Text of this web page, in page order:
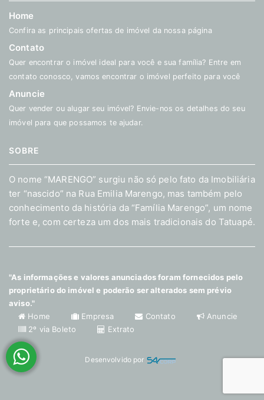
Home
Confira as principais ofertas de imóvel da nossa página
Contato
Quer encontrar o imóvel ideal para você e sua família? Entre em
contato conosco, vamos encontrar o imóvel perfeito para você
Anuncie
Quer vender ou alugar seu imóvel? Envie-nos os detalhes do seu
imóvel para que possamos te ajudar.
SOBRE
O nome “MARENGO” surgiu não só pelo fato da Imobiliária
ter “nascido” na Rua Emilia Marengo, mas também pelo
conhecimento da história da “Família Marengo”, um nome
forte e, com certeza um dos mais tradicionais do Tatuapé.
"As informações e valores anunciados foram fornecidos pelo
proprietário do imóvel e poderão ser alterados sem prévio
aviso."
Home
Empresa Contato
Anuncie
2º via Boleto
Extrato
Desenvolvido por